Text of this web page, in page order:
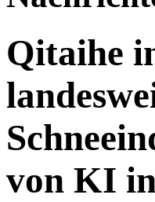
Qitaihe
von KI